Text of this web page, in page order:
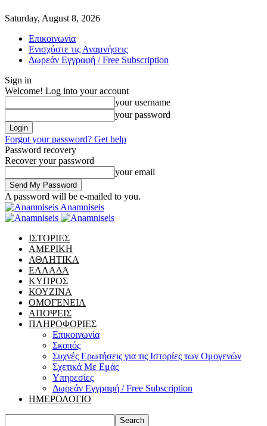
Saturday, August 8, 2026
Επικοινωνία
Ενισχύστε τις Αναμνήσεις
Δωρεάν Εγγραφή / Free Subscription
Sign in
Welcome! Log into your account
your username
your password
Forgot your password? Get help
Password recovery
Recover your password
your email
A password will be e-mailed to you.
Anamniseis
ΙΣΤΟΡΙΕΣ
ΑΜΕΡΙΚΗ
ΑΘΛΗΤΙΚΑ
ΕΛΛΑΔΑ
ΚΥΠΡΟΣ
ΚΟΥΖΙΝΑ
ΟΜΟΓΕΝΕΙΑ
ΑΠΟΨΕΙΣ
ΠΛΗΡΟΦΟΡΙΕΣ
Επικοινωνία
Σκοπός
Συχνές Ερωτήσεις για τις Ιστορίες των Ομογενών
Σχετικά Με Εμάς
Υπηρεσίες
Δωρεάν Εγγραφή / Free Subscription
ΗΜΕΡΟΛΟΓΙΟ